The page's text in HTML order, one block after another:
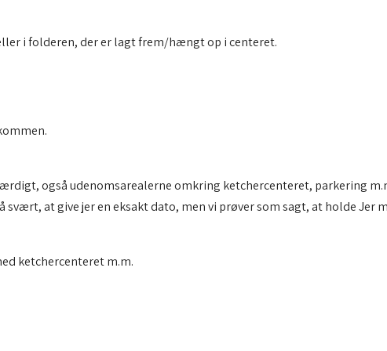
i folderen, der er lagt frem/hængt op i centeret.
også udenomsarealerne omkring ketchercenteret, parkering
at give jer en eksakt dato, men vi prøver som sagt, at holde Jer
ketchercenteret m.m.